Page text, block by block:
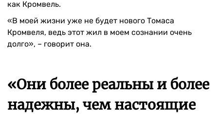
как Кромвель.
«В моей жизни уже не будет нового Томаса
Кромвеля, ведь этот жил в моем сознании очень
долго», – говорит она.
«Они более реальны и более
надежны, чем настоящие